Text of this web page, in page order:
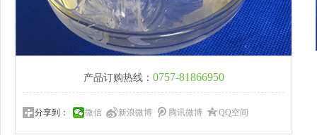
产品订购热线： 0757-81866950
分享到： 微信 新浪微博 腾讯微博 QQ空间